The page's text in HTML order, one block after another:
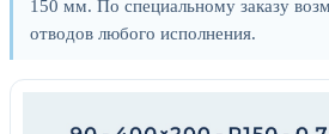
150 мм. По специальному заказу
отводов любого исполнения.